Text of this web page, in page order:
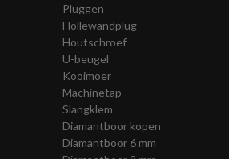
Pluggen
Hollewandplug
Houtschroef
U-beugel
Kooimoer
Machinetap
Slangklem
Diamantboor kopen
Diamantboor 6 mm